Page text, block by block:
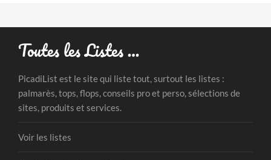
Toutes les Listes …
PicadiList est le site qui liste tout, surtout les listes :
palmarès, tops, flops, conseils pro et perso, sélections de
sites, produits et services.
Voir les listes